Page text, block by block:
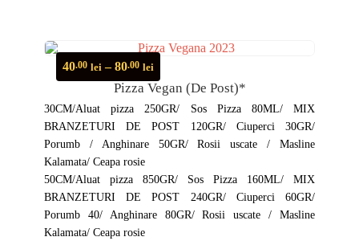
variații.
Opțiunile
pot
fi
alese
în
pagina
produsului.
Pizza Vegan (de Post)*
30CM/Aluat pizza 250GR/ Sos Pizza 80ML/ MIX
BRANZETURI DE POST 120GR/ Ciuperci 30GR/
Porumb / Anghinare 50GR/ Rosii uscate / Masline
Kalamata/ Ceapa rosie
50CM/Aluat pizza 850GR/ Sos Pizza 160ML/ MIX
BRANZETURI DE POST 240GR/ Ciuperci 60GR/
Porumb 40/ Anghinare 80GR/ Rosii uscate / Masline
Kalamata/ Ceapa rosie
40.00 lei – 80.00 lei
de
prețuri:
40.00 lei
până
la
80.00 lei